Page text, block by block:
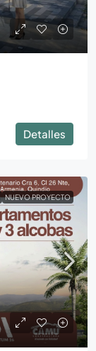
Detalles
NUEVO PROYECTO